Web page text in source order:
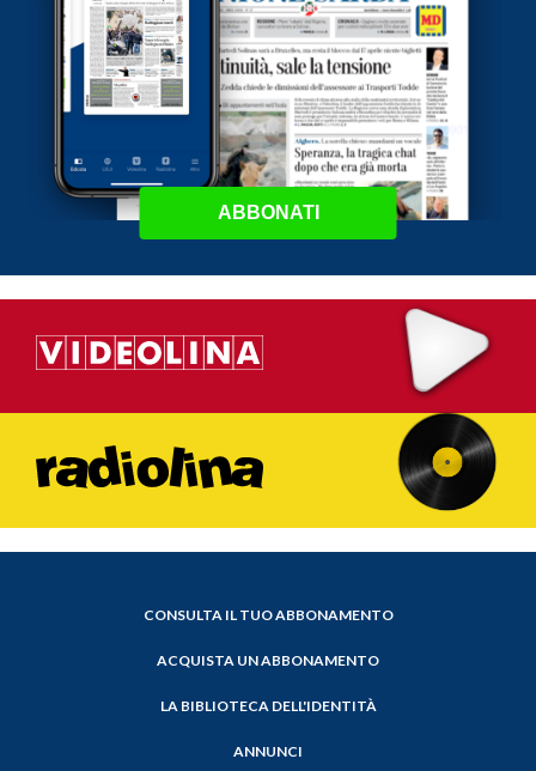
ABBONATI
CONSULTA IL TUO ABBONAMENTO
ACQUISTA UN ABBONAMENTO
LA BIBLIOTECA DELL'IDENTITÀ
ANNUNCI